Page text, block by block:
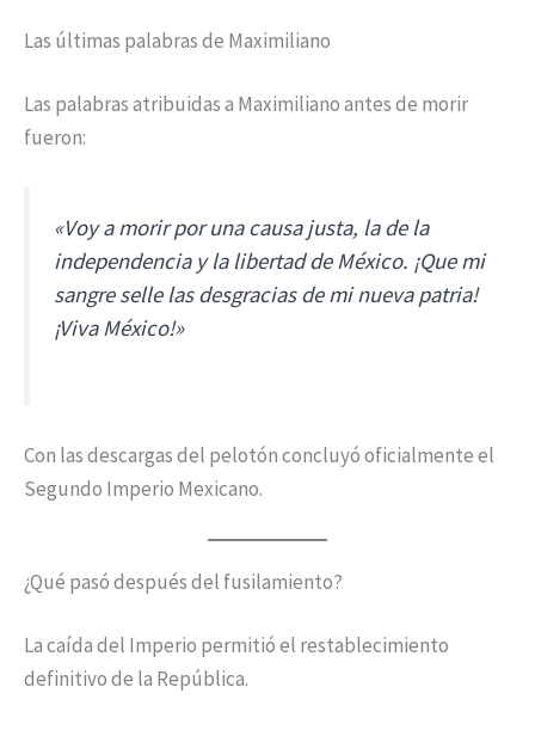
Las últimas palabras de Maximiliano
Las palabras atribuidas a Maximiliano antes de morir
fueron:
«Voy a morir por una causa justa, la de la
independencia y la libertad de México. ¡Que mi
sangre selle las desgracias de mi nueva patria!
¡Viva México!»
Con las descargas del pelotón concluyó oficialmente el
Segundo Imperio Mexicano.
¿Qué pasó después del fusilamiento?
La caída del Imperio permitió el restablecimiento
definitivo de la República.